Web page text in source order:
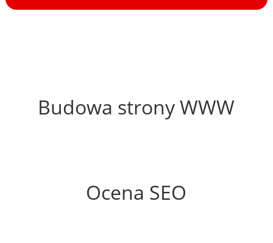
Budowa strony WWW
Ocena SEO